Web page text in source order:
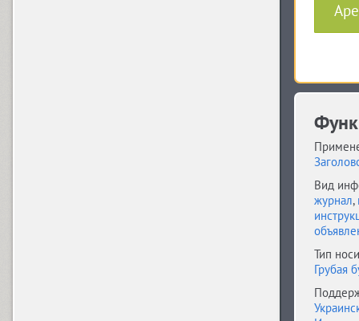
Вид
журнал,
Тип
Грубая